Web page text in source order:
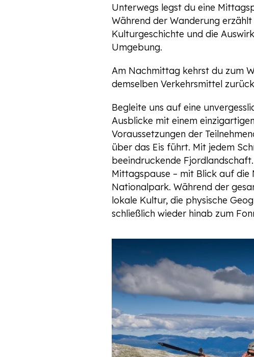
Unterwegs legst du eine
Während der Wanderung
Kulturgeschichte und die
Umgebung.
Am Nachmittag kehrst du zum
demselben Verkehrsmittel
Begleite uns auf eine
Ausblicke mit einem
Voraussetzungen der
über das Eis führt. Mit jedem
beeindruckende
Mittagspause – mit Blick auf die
Nationalpark. Während der
lokale Kultur, die physische
schließlich wieder hinab zum